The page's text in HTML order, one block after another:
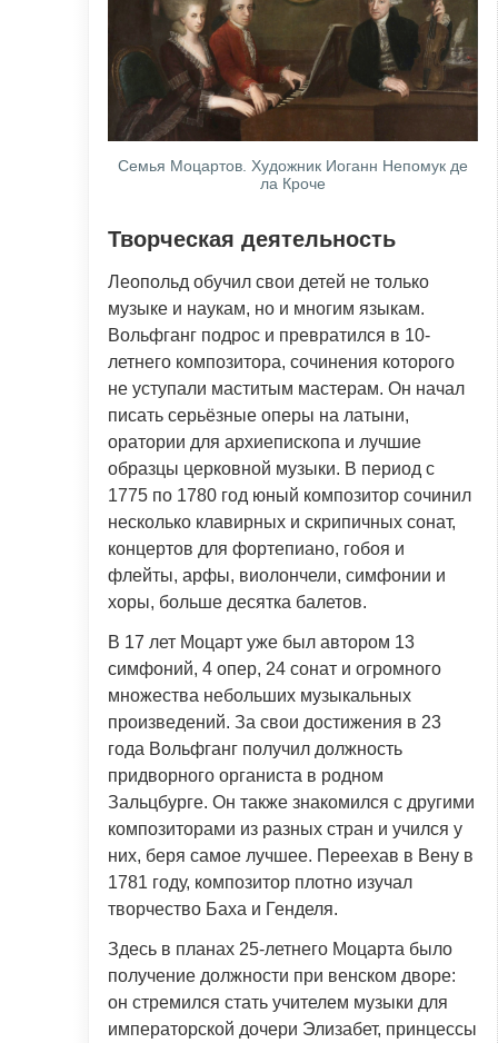
Семья Моцартов. Художник Иоганн Непомук де
ла Кроче
Творческая деятельность
Леопольд обучил свои детей не только
музыке и наукам, но и многим языкам.
Вольфганг подрос и превратился в 10-
летнего композитора, сочинения которого
не уступали маститым мастерам. Он начал
писать серьёзные оперы на латыни,
оратории для архиепископа и лучшие
образцы церковной музыки. В период с
1775 по 1780 год юный композитор сочинил
несколько клавирных и скрипичных сонат,
концертов для фортепиано, гобоя и
флейты, арфы, виолончели, симфонии и
хоры, больше десятка балетов.
В 17 лет Моцарт уже был автором 13
симфоний, 4 опер, 24 сонат и огромного
множества небольших музыкальных
произведений. За свои достижения в 23
года Вольфганг получил должность
придворного органиста в родном
Зальцбурге. Он также знакомился с другими
композиторами из разных стран и учился у
них, беря самое лучшее. Переехав в Вену в
1781 году, композитор плотно изучал
творчество Баха и Генделя.
Здесь в планах 25-летнего Моцарта было
получение должности при венском дворе:
он стремился стать учителем музыки для
императорской дочери Элизабет, принцессы